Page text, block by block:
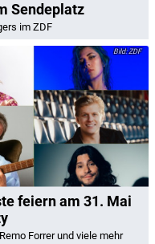
Sendeplatz
im ZDF
ZDF
feiern am 31. Mai
Forrer und viele mehr